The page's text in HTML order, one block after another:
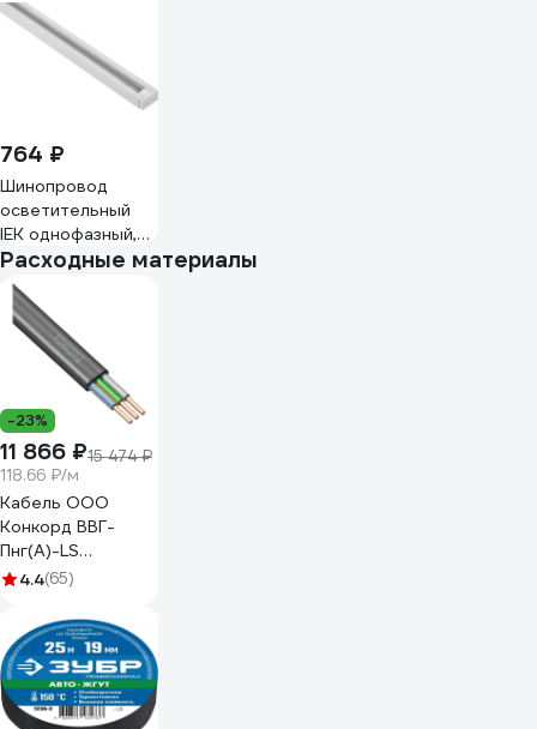
Busbar for Single
MT0102-1W
764 ₽
Шинопровод
осветительный
IEK однофазный,
1м, белый LSB0D-
SPD-1-01-K01
Расходные материалы
-23%
11 866 ₽15 474 ₽
118.66 ₽/м
Кабель ООО
Конкорд ВВГ-
Пнг(А)-LS
3x2,5ок(N, PE) -
100м 4663
4.4(65)